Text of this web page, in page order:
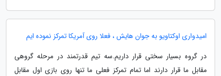
امیدواری اوکتاویو به جوان هایش ، فعلا روی آمریکا تمرکز نموده ایم
در گروه بسیار سختی قرار داریم.سه تیم قدرتمند در مرحله گروهی
مقابل ما قرار دارند اما تمام تمرکز فعلی ما تنها روی بازی اول مقابل